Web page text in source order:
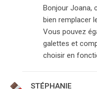
Bonjour Joana,
bien remplacer
Vous pouvez
galettes et
choisir en
STÉPHANIE